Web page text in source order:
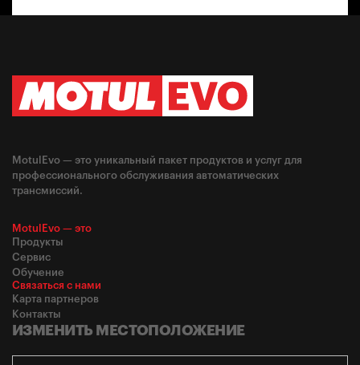
MotulEvo — это уникальный пакет продуктов и услуг для
профессионального обслуживания автоматических
трансмиссий.
MotulEvo — это
Продукты
Сервис
Обучение
Связаться с нами
Карта партнеров
Контакты
ИЗМЕНИТЬ МЕСТОПОЛОЖЕНИЕ